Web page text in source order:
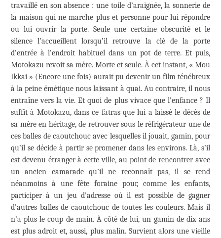
travaillé en son absence : une toile d’araignée, la sonnerie de
la maison qui ne marche plus et personne pour lui répondre
ou lui ouvrir la porte. Seule une certaine obscurité et le
silence l’accueillent lorsqu’il retrouve la clé de la porte
d’entrée à l’endroit habituel dans un pot de terre. Et puis,
Motokazu revoit sa mère. Morte et seule. À cet instant, « Mou
Ikkai » (Encore une fois) aurait pu devenir un film ténébreux
à la peine émétique nous laissant à quai. Au contraire, il nous
entraîne vers la vie. Et quoi de plus vivace que l’enfance ? Il
suffit à Motokazu, dans ce fatras que lui a laissé le décès de
sa mère en héritage, de retrouver sous le réfrigérateur une de
ces balles de caoutchouc avec lesquelles il jouait, gamin, pour
qu’il se décide à partir se promener dans les environs. Là, s’il
est devenu étranger à cette ville, au point de rencontrer avec
un ancien camarade qu’il ne reconnaît pas, il se rend
néanmoins à une fête foraine pour, comme les enfants,
participer à un jeu d’adresse où il est possible de gagner
d’autres balles de caoutchouc de toutes les couleurs. Mais il
n’a plus le coup de main. À côté de lui, un gamin de dix ans
est plus adroit et, aussi, plus malin. Survient alors une vieille